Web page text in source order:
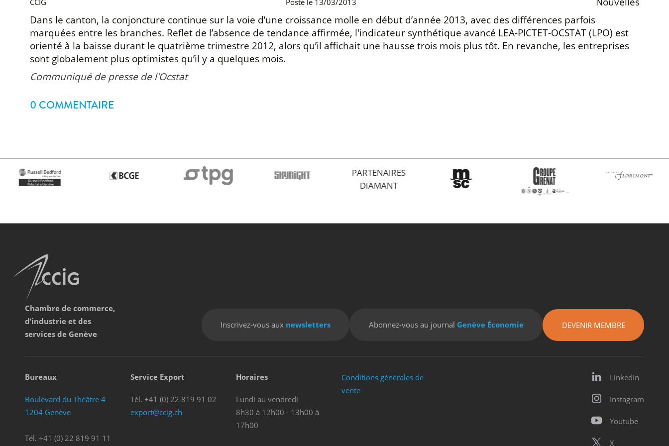
Dans le canton, la conjoncture continue sur la voie d’une croissance molle en début d’année 2013, avec des différences parfois
marquées entre les branches. Reflet de l’absence de tendance affirmée, l'indicateur synthétique avancé LEA-PICTET-OCSTAT (LPO) est
orienté à la baisse durant le quatrième trimestre 2012, alors qu’il affichait une hausse trois mois plus tôt. En revanche, les entreprises
sont globalement plus optimistes qu’il y a quelques mois.
Communiqué de presse de l'Ocstat
0 COMMENTAIRE
PARTENAIRES
DIAMANT
Chambre de commerce,
d’industrie et des
services de Genève
Inscrivez-vous aux newsletters Abonnez-vous au journal Genève Économie DEVENIR MEMBRE
Bureaux
Boulevard du Théâtre 4
1204 Genève
Tél. +41 (0) 22 819 91 11
Service Export
Tél. +41 (0) 22 819 91 02
export@ccig.ch
Horaires
Lundi au vendredi
8h30 à 12h00 - 13h00 à
17h00
Conditions générales de
vente
LinkedIn
Instagram
Youtube
X